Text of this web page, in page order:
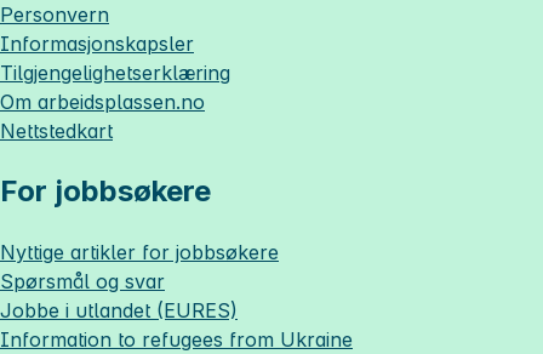
Personvern
Informasjonskapsler
Tilgjengelighetserklæring
Om arbeidsplassen.no
Nettstedkart
For jobbsøkere
Nyttige artikler for jobbsøkere
Spørsmål og svar
Jobbe i utlandet (EURES)
Information to refugees from Ukraine